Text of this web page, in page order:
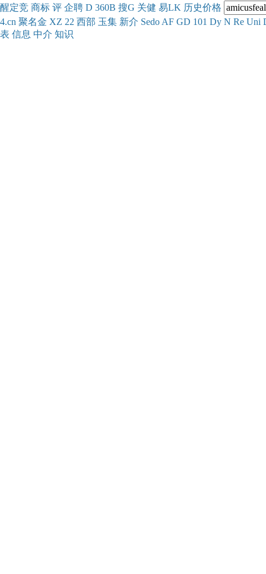
醒定竞 商标 评 企聘 D 360B 搜G 关健 易LK 历史价格
4.cn 聚名金 XZ 22 西部 玉集 新介 Sedo AF GD 101 Dy N Re Uni
表 信息 中介 知识